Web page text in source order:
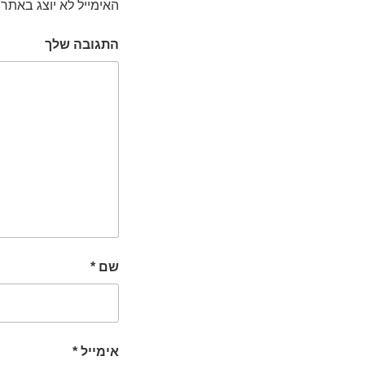
האימייל לא יוצג
התגובה שלך
שם *
אימייל *